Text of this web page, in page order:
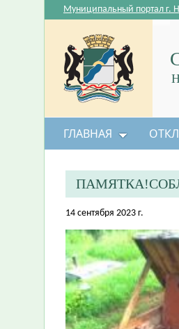
Муниципальный портал г.
ГЛАВНАЯ
14 сентября 2023 г.